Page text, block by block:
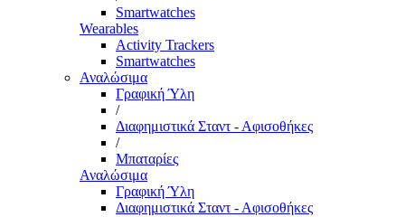
Smartwatches
Wearables
Activity Trackers
Smartwatches
Αναλώσιμα
Γραφική Ύλη
/
Διαφημιστικά Σταντ - Αφισοθήκες
/
Μπαταρίες
Αναλώσιμα
Γραφική Ύλη
Διαφημιστικά Σταντ - Αφισοθήκες